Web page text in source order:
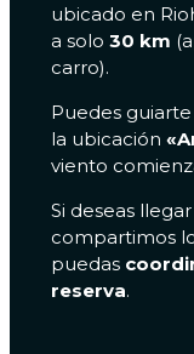
ubicado en
a solo30 km
carro).
Puedes
la ubicación
viento
Si deseas
compartimos
puedas
reserva.